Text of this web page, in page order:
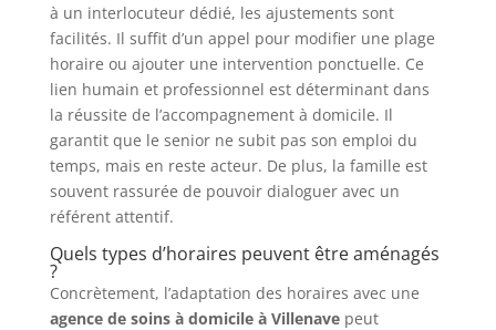
à un interlocuteur dédié, les ajustements sont
facilités. Il suffit d’un appel pour modifier une plage
horaire ou ajouter une intervention ponctuelle. Ce
lien humain et professionnel est déterminant dans
la réussite de l’accompagnement à domicile. Il
garantit que le senior ne subit pas son emploi du
temps, mais en reste acteur. De plus, la famille est
souvent rassurée de pouvoir dialoguer avec un
référent attentif.
Quels types d’horaires peuvent être aménagés
?
Concrètement, l’adaptation des horaires avec une
agence de soins à domicile à Villenavepeut